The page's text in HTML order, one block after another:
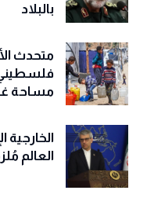
بالبلاد
مساحة
الخارجية
العالم